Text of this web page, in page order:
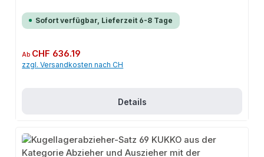
Sofort verfügbar, Lieferzeit 6-8 Tage
Regulärer Preis:
Ab CHF 636.19
zzgl. Versandkosten nach CH
Details